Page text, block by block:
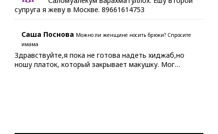
супруга я жеву в Москве. 89661614753
Саша Поснова Можно ли женщине носить брюки? Спросите
имама
Здравствуйте,я пока не готова надеть хиджаб,но
ношу платок, который закрывает макушку. Мог…